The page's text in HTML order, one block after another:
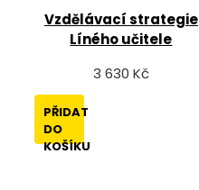
Vzdělávací strategie
Líného učitele
3 630 Kč
PŘIDAT
DO
KOŠÍKU